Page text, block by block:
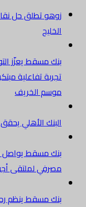
الخليج
بنك مسقط يعزّز
تجربة تفاعلية
موسم الخريف
البنك الأهلي يحقق
بنك مسقط يواصل
مصرفي لملتقى
بنك مسقط ينظم